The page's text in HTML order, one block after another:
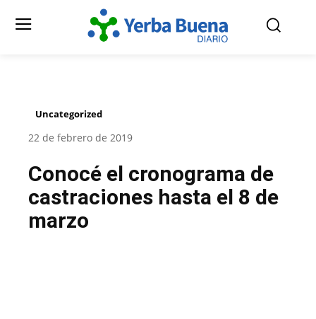
Uncategorized
22 de febrero de 2019
Conocé el cronograma de
castraciones hasta el 8 de
marzo